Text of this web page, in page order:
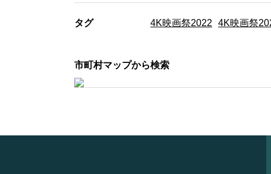
タグ 4K映画祭2022 4K映画祭
市町村マップから検索